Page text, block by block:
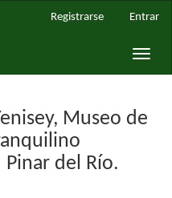
Registrarse Entrar
Toggle
Museo de
del Río.